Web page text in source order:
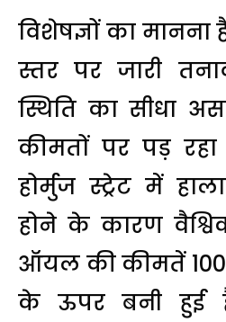
विशेषज्ञों का मानना
स्तर पर जारी
स्थिति का सीधा
कीमतों पर पड़ रहा
होर्मुज स्ट्रेट में
होने के कारण
ऑयल की कीमतें 100
के ऊपर बनी हुई